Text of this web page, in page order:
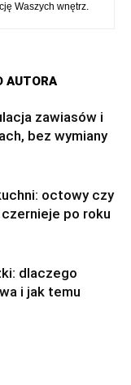
Waszych wnętrz.
AUTORA
zawiasów i
bez wymiany
octowy czy
po roku
dlaczego
i jak temu